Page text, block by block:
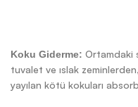
Koku Giderme: Ortamdaki
tuvalet ve ıslak
yayılan kötü kokuları